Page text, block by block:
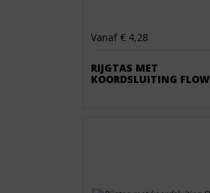
Vanaf € 4,28
RIJGTAS MET
KOORDSLUITING FLOW